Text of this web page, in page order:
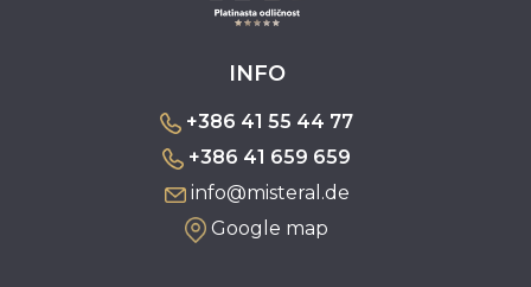
INFO
+386 41 55 44 77
+386 41 659 659
info@misteral.de
Google map